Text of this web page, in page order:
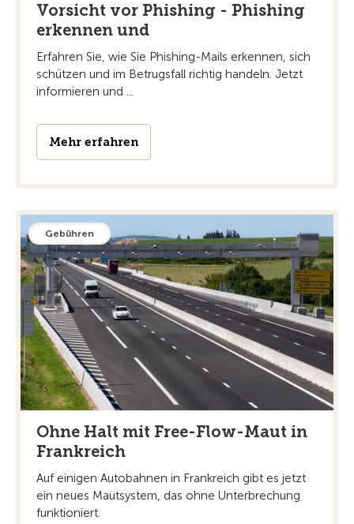
Vorsicht vor Phishing - Phishing
erkennen und
Erfahren Sie, wie Sie Phishing-Mails erkennen, sich
schützen und im Betrugsfall richtig handeln. Jetzt
informieren und ...
Mehr erfahren
Gebühren
Ohne Halt mit Free-Flow-Maut in
Frankreich
Auf einigen Autobahnen in Frankreich gibt es jetzt
ein neues Mautsystem, das ohne Unterbrechung
funktioniert.